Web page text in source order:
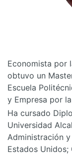
Economista por
obtuvo un
Escuela
y Empresa por
Ha cursado
Universidad
Administración
Estados